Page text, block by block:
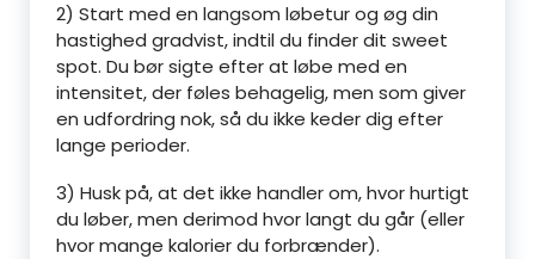
2) Start med en langsom løbetur og øg din
hastighed gradvist, indtil du finder dit sweet
spot. Du bør sigte efter at løbe med en
intensitet, der føles behagelig, men som giver
en udfordring nok, så du ikke keder dig efter
lange perioder.
3) Husk på, at det ikke handler om, hvor hurtigt
du løber, men derimod hvor langt du går (eller
hvor mange kalorier du forbrænder).